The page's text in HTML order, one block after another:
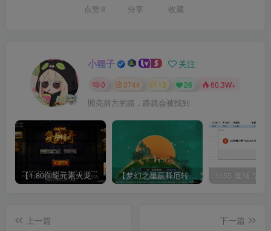
点赞 8 分享 收藏
小狸子 关注
0 3744 13 26 60.3W+
照亮前方的路，路就会被找到
【1.80御龍元素火龙[摸摸登陆器]】战神引擎WIN服务端+GM工具+充值后台+双端+架设教程 【梦幻之星辰释厄转尊享挂机版】MT3换皮梦幻西游Linux服务端+GM后台+双端+源码+架设教程
上一篇
下一篇